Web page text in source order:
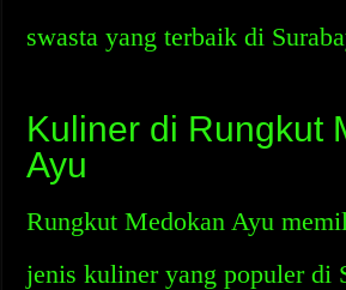
swasta yang terbaik di
Kuliner di Rungkut
Ayu
Rungkut Medokan Ayu
jenis kuliner yang populer di